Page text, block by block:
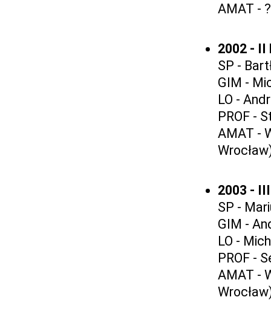
AMAT -
2002 - II
SP -
GIM -
LO -
PROF -
AMAT -
2003 -
SP -
GIM -
LO -
PROF -
AMAT -